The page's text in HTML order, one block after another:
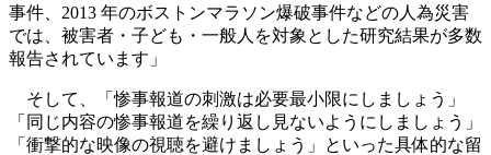
事件、2013 年のボストンマラソン爆破事件などの人為災害
では、被害者・子ども・一般人を対象とした研究結果が多数
報告されています」
そして、「惨事報道の刺激は必要最小限にしましょう」
「同じ内容の惨事報道を繰り返し見ないようにしましょう」
「衝撃的な映像の視聴を避けましょう」といった具体的な留